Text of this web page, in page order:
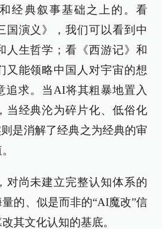
经典叙事基础之上的。看
国演义》，我们可以看到中
人生哲学；看《西游记》和
又能领略中国人对宇宙的想
追求。当AI将其粗暴地置入
当经典沦为碎片化、低俗化
是消解了经典之为经典的审
对尚未建立完整认知体系的
的、似是而非的“AI魔改”信
其文化认知的基底。